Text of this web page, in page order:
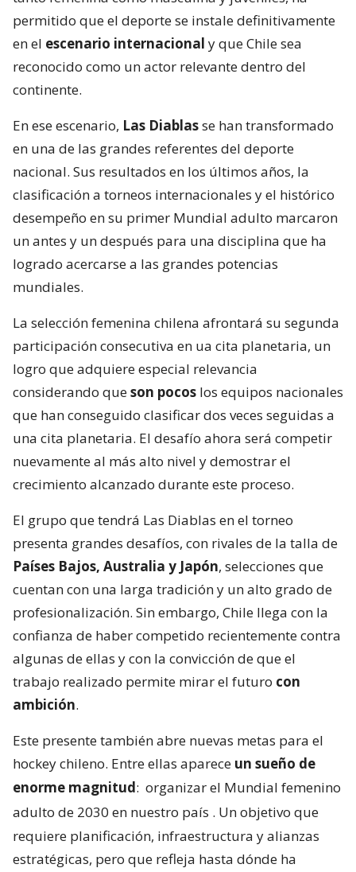
permitido que el deporte se instale definitivamente
en el escenario internacional y que Chile sea
reconocido como un actor relevante dentro del
continente.
En ese escenario, Las Diablasse han transformado
en una de las grandes referentes del deporte
nacional. Sus resultados en los últimos años, la
clasificación a torneos internacionales y el histórico
desempeño en su primer Mundial adulto marcaron
un antes y un después para una disciplina que ha
logrado acercarse a las grandes potencias
mundiales.
La selección femenina chilena afrontará su segunda
participación consecutiva en ua cita planetaria, un
logro que adquiere especial relevancia
considerando queson pocos los equipos nacionales
que han conseguido clasificar dos veces seguidas a
una cita planetaria. El desafío ahora será competir
nuevamente al más alto nivel y demostrar el
crecimiento alcanzado durante este proceso.
El grupo que tendrá Las Diablas en el torneo
presenta grandes desafíos, con rivales de la talla de
Países Bajos, Australia y Japón, selecciones que
cuentan con una larga tradición y un alto grado de
profesionalización. Sin embargo, Chile llega con la
confianza de haber competido recientemente contra
algunas de ellas y con la convicción de que el
trabajo realizado permite mirar el futuro con
ambición.
Este presente también abre nuevas metas para el
hockey chileno. Entre ellas aparece un sueño de
enorme magnitud: organizar el Mundial femenino
adulto de 2030 en nuestro país . Un objetivo que
requiere planificación, infraestructura y alianzas
estratégicas, pero que refleja hasta dónde ha